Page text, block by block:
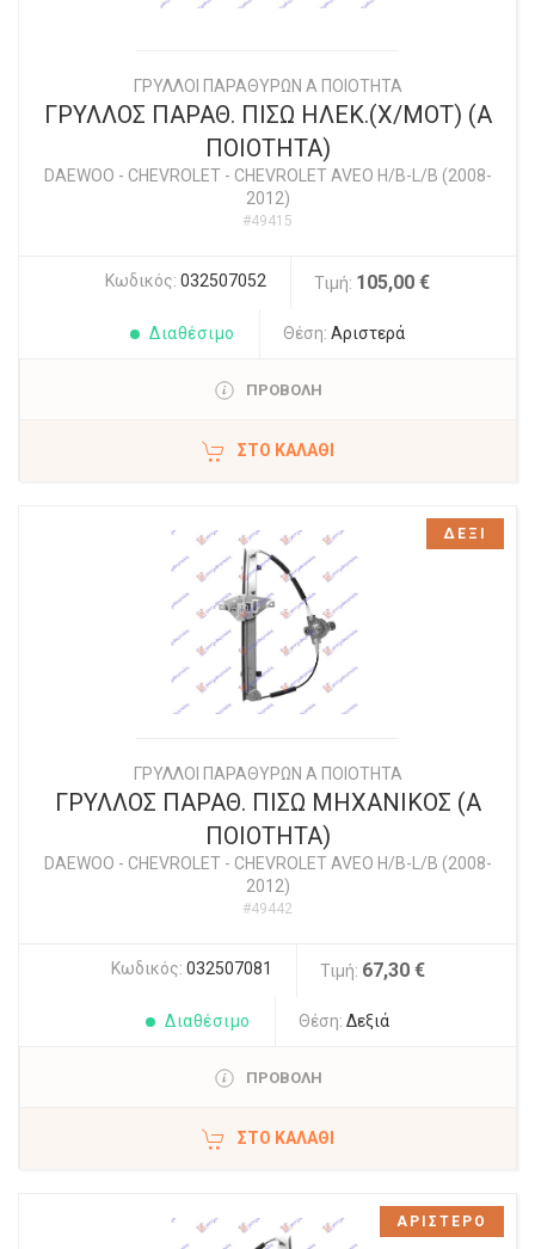
ΓΡΥΛΛΟΙ ΠΑΡΑΘΥΡΩΝ Α ΠΟΙΟΤΗΤΑ
ΓΡΥΛΛΟΣ ΠΑΡΑΘ. ΠΙΣΩ ΗΛΕΚ.(Χ/ΜΟΤ) (Α
ΠΟΙΟΤΗΤΑ)
DAEWOO - CHEVROLET- CHEVROLET AVEO H/B-L/B (2008-
2012)
#49415
Κωδικός: 032507052 Τιμή: 105,00 €
Διαθέσιμο Θέση: Αριστερά
ΠΡΟΒΟΛΗ
ΣΤΟ ΚΑΛΆΘΙ
ΓΡΥΛΛΟΙ ΠΑΡΑΘΥΡΩΝ Α ΠΟΙΟΤΗΤΑ
ΓΡΥΛΛΟΣ ΠΑΡΑΘ. ΠΙΣΩ ΜΗΧΑΝΙΚΟΣ (Α
ΠΟΙΟΤΗΤΑ)
DAEWOO - CHEVROLET- CHEVROLET AVEO H/B-L/B (2008-
2012)
#49442
Κωδικός: 032507081 Τιμή: 67,30 €
Διαθέσιμο Θέση: Δεξιά
ΠΡΟΒΟΛΗ
ΣΤΟ ΚΑΛΆΘΙ
ΔΕΞΙ
ΑΡΙΣΤΕΡΟ